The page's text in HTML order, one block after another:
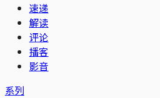
速递
解读
评论
播客
影音
系列